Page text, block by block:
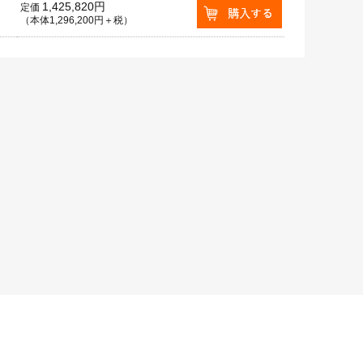
定価 1,425,820円
（本体1,296,200円＋税）